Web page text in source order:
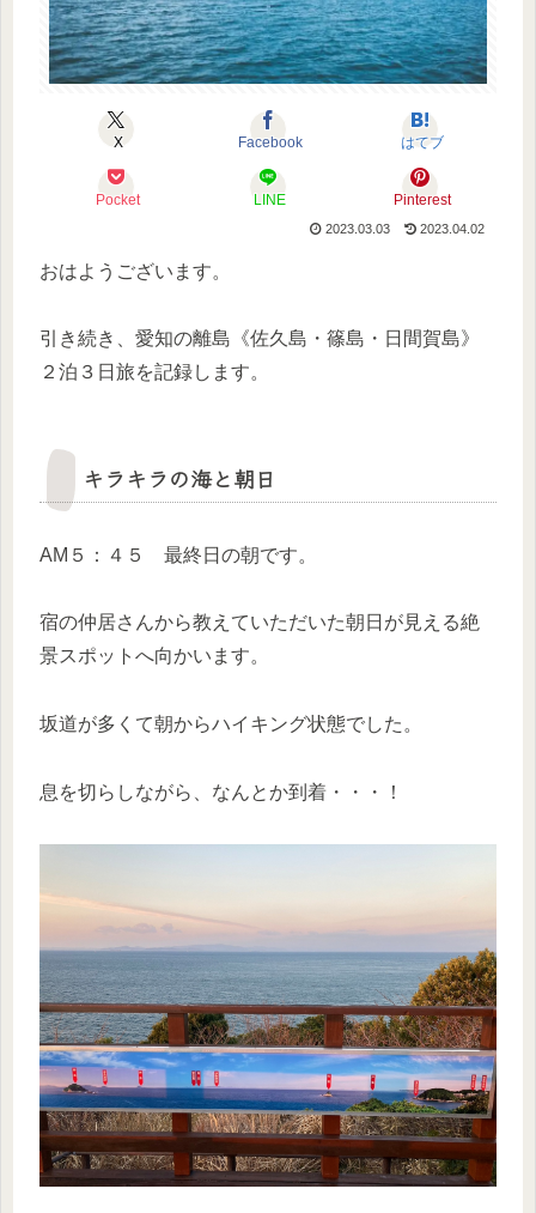
X Facebook はてブ
Pocket LINE Pinterest
2023.03.03 2023.04.02
おはようございます。
引き続き、愛知の離島《佐久島・篠島・日間賀島》
２泊３日旅を記録します。
キラキラの海と朝日
AM５：４５ 最終日の朝です。
宿の仲居さんから教えていただいた朝日が見える絶
景スポットへ向かいます。
坂道が多くて朝からハイキング状態でした。
息を切らしながら、なんとか到着・・・！